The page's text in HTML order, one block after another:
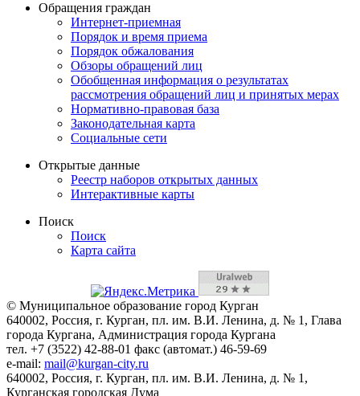
Обращения граждан
Интернет-приемная
Порядок и время приема
Порядок обжалования
Обзоры обращений лиц
Обобщенная информация о результатах
рассмотрения обращений лиц и принятых мерах
Нормативно-правовая база
Законодательная карта
Социальные сети
Открытые данные
Реестр наборов открытых данных
Интерактивные карты
Поиск
Поиск
Карта сайта
© Муниципальное образование город Курган
640002, Россия, г. Курган, пл. им. В.И. Ленина, д. № 1, Глава
города Кургана, Администрация города Кургана
тел. +7 (3522) 42-88-01 факс (автомат.) 46-59-69
e-mail: mail@kurgan-city.ru
640002, Россия, г. Курган, пл. им. В.И. Ленина, д. № 1,
Курганская городская Дума